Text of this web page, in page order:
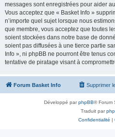
messages sont enregistrées pour aider
Vous acceptez que « Basket Info »
n’importe quel sujet lorsque nous
que membre, vous acceptez que toutes
soient stockées dans notre base de
soient pas diffusées à une tierce partie
Info », ni phpBB ne pourront être tenus
tentative de piratage visant à
Forum Basket Info Supprimer
Développé parphpBB® Forum
Traduit par
Confidentialité |